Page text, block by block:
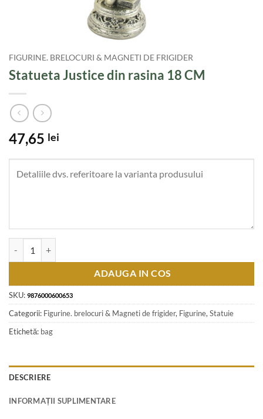
FIGURINE. BRELOCURI & MAGNETI DE FRIGIDER
Statueta Justice din rasina 18 CM
47,65 lei
ADAUGA IN COS
SKU: 9876000600653
Categorii: Figurine. brelocuri & Magneti de frigider, Figurine, Statuie
Etichetă: bag
DESCRIERE
INFORMAȚII SUPLIMENTARE